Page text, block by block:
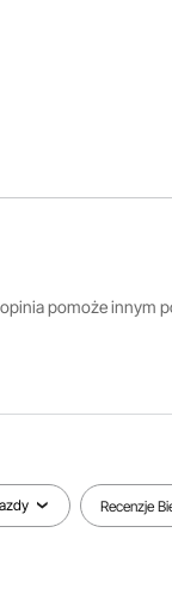
pomoże innym
Recenzje